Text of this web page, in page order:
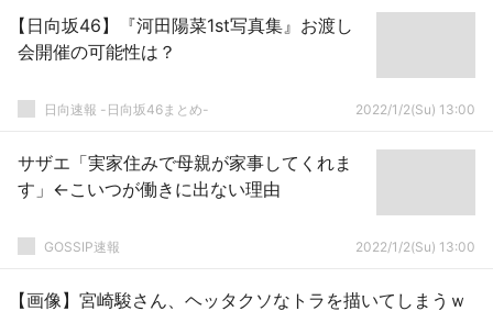
【日向坂46】『河田陽菜1st写真集』お渡し
会開催の可能性は？
日向速報 -日向坂46まとめ- 2022/1/2(Su) 13:00
サザエ「実家住みで母親が家事してくれま
す」←こいつが働きに出ない理由
GOSSIP速報 2022/1/2(Su) 13:00
【画像】宮崎駿さん、ヘッタクソなトラを描いてしまうｗ